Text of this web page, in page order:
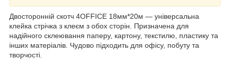
Двосторонній скотч 4OFFICE 18мм*20м — універсальна
клейка стрічка з клеєм з обох сторін. Призначена для
надійного склеювання паперу, картону, текстилю, пластику та
інших матеріалів. Чудово підходить для офісу, побуту та
творчості.